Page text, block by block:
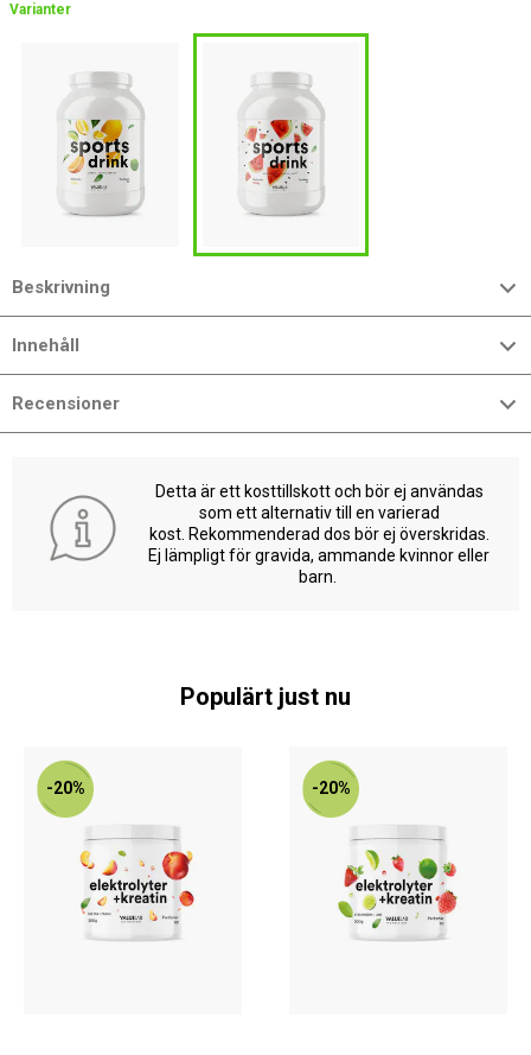
Varianter
Beskrivning
Innehåll
Recensioner
Detta är ett kosttillskott och bör ej användas
som ett alternativ till en varierad
kost. Rekommenderad dos bör ej överskridas.
Ej lämpligt för gravida, ammande kvinnor eller
barn.
Populärt just nu
-20% -20%